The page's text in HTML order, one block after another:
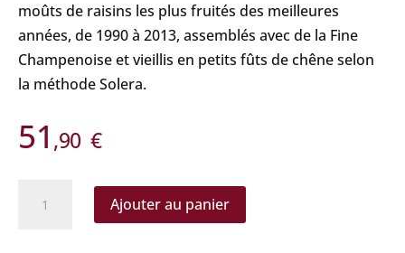
moûts de raisins les plus fruités des meilleures
années, de 1990 à 2013, assemblés avec de la Fine
Champenoise et vieillis en petits fûts de chêne selon
la méthode Solera.
51 ,90 €
Ajouter au panier